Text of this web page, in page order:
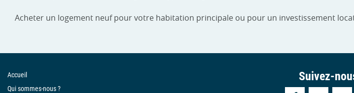
Acheter un logement neuf pour votre habitation principale ou pour un investissement
Accueil
Qui sommes-nous ?
Suivez-